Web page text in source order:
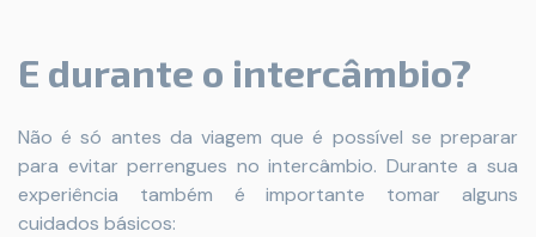
E durante o intercâmbio?
Não é só antes da viagem que é possível se preparar
para evitar perrengues no intercâmbio. Durante a sua
experiência também é importante tomar alguns
cuidados básicos: